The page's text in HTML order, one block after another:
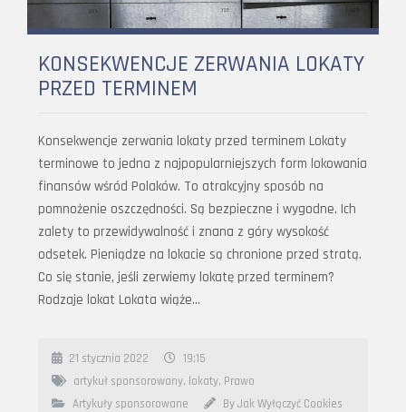
KONSEKWENCJE ZERWANIA LOKATY
PRZED TERMINEM
Konsekwencje zerwania lokaty przed terminem Lokaty
terminowe to jedna z najpopularniejszych form lokowania
finansów wśród Polaków. To atrakcyjny sposób na
pomnożenie oszczędności. Są bezpieczne i wygodne. Ich
zalety to przewidywalność i znana z góry wysokość
odsetek. Pieniądze na lokacie są chronione przed stratą.
Co się stanie, jeśli zerwiemy lokatę przed terminem?
Rodzaje lokat Lokata wiąże…
21 stycznia 2022
19:15
artykuł sponsorowany, lokaty, Prawo
Artykuły sponsorowane
By Jak Wyłączyć Cookies